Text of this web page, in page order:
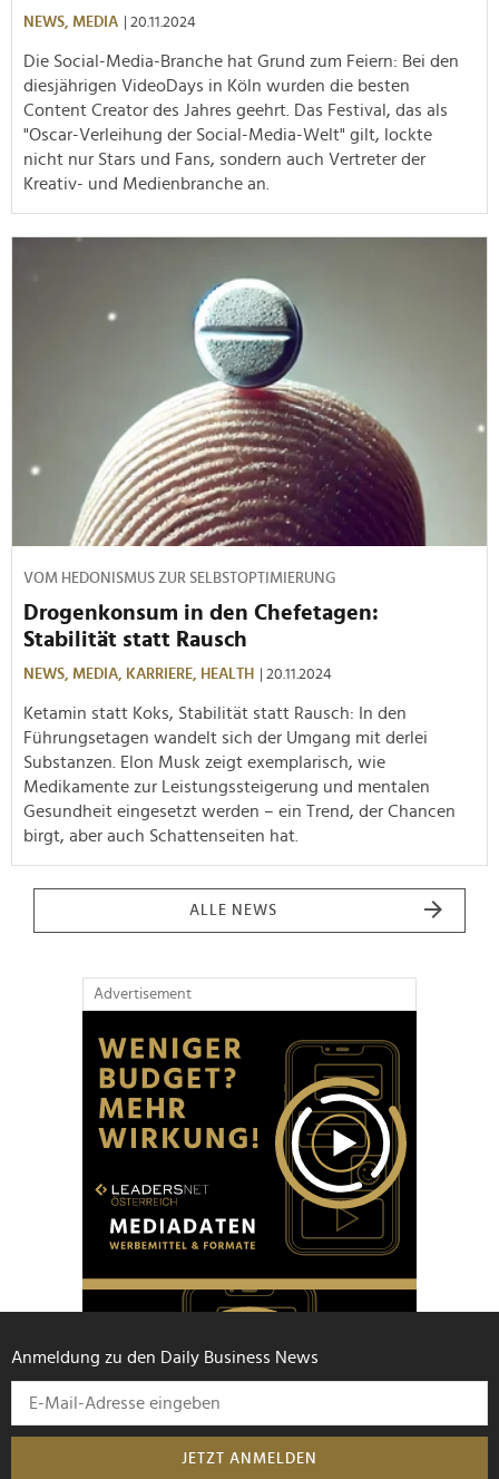
NEWS, MEDIA | 20.11.2024
Die Social-Media-Branche hat Grund zum Feiern: Bei den
diesjährigen VideoDays in Köln wurden die besten
Content Creator des Jahres geehrt. Das Festival, das als
"Oscar-Verleihung der Social-Media-Welt" gilt, lockte
nicht nur Stars und Fans, sondern auch Vertreter der
Kreativ- und Medienbranche an.
VOM HEDONISMUS ZUR SELBSTOPTIMIERUNG
Drogenkonsum in den Chefetagen:
Stabilität statt Rausch
NEWS, MEDIA, KARRIERE, HEALTH | 20.11.2024
Ketamin statt Koks, Stabilität statt Rausch: In den
Führungsetagen wandelt sich der Umgang mit derlei
Substanzen. Elon Musk zeigt exemplarisch, wie
Medikamente zur Leistungssteigerung und mentalen
Gesundheit eingesetzt werden – ein Trend, der Chancen
birgt, aber auch Schattenseiten hat.
ALLE NEWS
Advertisement
Anmeldung zu den Daily Business News
JETZT ANMELDEN